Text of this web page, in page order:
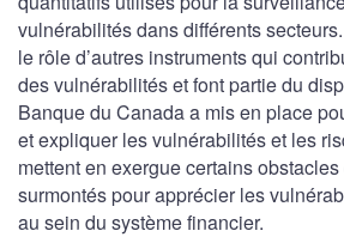
vulnérabilités dans différents
le rôle d’autres instruments qui
des vulnérabilités et font partie du
Banque du Canada a mis en place
et expliquer les vulnérabilités et les
mettent en exergue certains
surmontés pour apprécier les
au sein du système financier.